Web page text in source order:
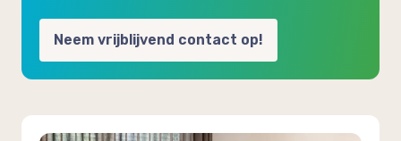
Neem vrijblijvend contact op!